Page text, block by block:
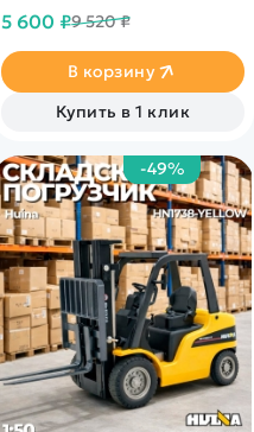
батарей. Встроенный блок
5 600 ₽9 520 ₽
В корзину
Купить в 1 клик
-49%